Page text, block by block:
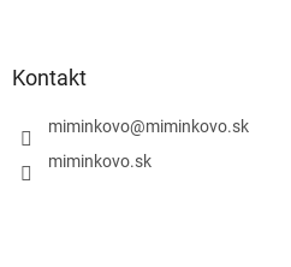
Kontakt
miminkovo@miminkovo.sk
miminkovo.sk